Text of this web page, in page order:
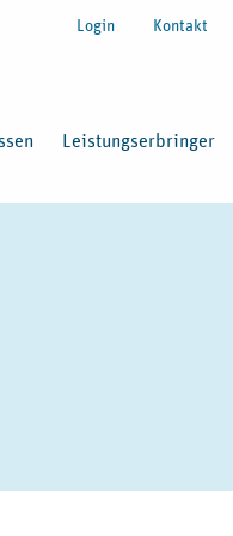
Login Kontakt
Leistungserbringer